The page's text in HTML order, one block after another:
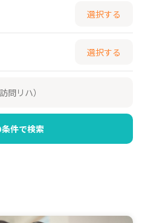
選択する
選択する
条件で検索